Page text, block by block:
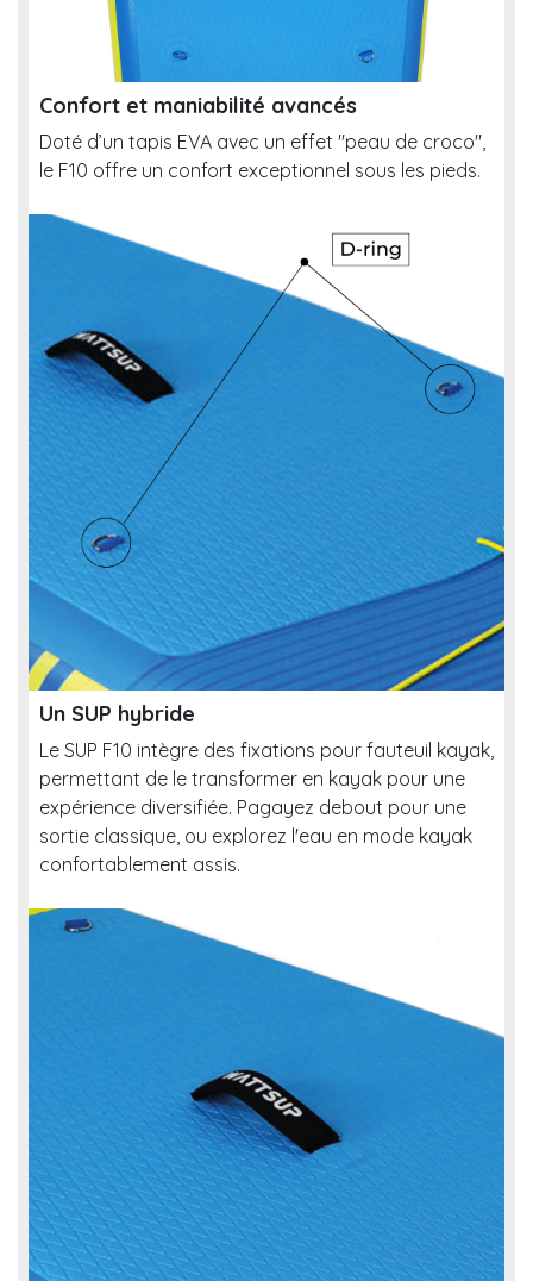
Confort et maniabilité avancés
Doté d’un tapis EVA avec un effet "peau de croco",
le F10 offre un confort exceptionnel sous les pieds.
Un SUP hybride
Le SUP F10 intègre des fixations pour fauteuil kayak,
permettant de le transformer en kayak pour une
expérience diversifiée. Pagayez debout pour une
sortie classique, ou explorez l'eau en mode kayak
confortablement assis.